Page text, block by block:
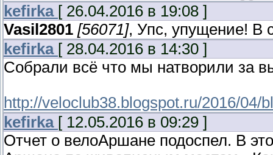
kefirka [ 26.04.2016 в 19:08 ]
Vasil2801 [56071], Упс, упущение! В
kefirka [ 28.04.2016 в 14:30 ]
Собрали всё что мы натворили за
http://veloclub38.blogspot.ru/2016/04/
kefirka [ 12.05.2016 в 09:29 ]
Отчет о велоАршане подоспел. В